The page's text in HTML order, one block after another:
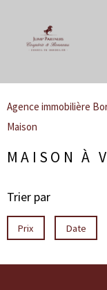
Agence immobilière
Maison
MAISON À
Trier par
Prix Date